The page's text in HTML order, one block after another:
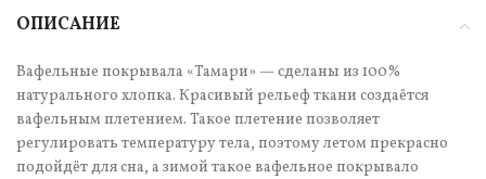
ОПИСАНИЕ
Вафельные покрывала «Тамари» — сделаны из 100%
натурального хлопка. Красивый рельеф ткани создаётся
вафельным плетением. Такое плетение позволяет
регулировать температуру тела, поэтому летом прекрасно
подойдёт для сна, а зимой такое вафельное покрывало